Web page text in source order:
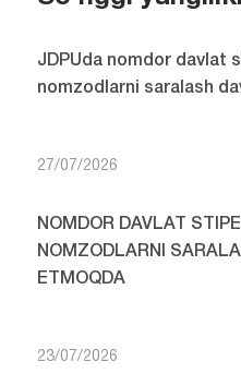
JDPUda nomdor davlat
nomzodlarni saralash
27/07/2026
NOMDOR DAVLAT
NOMZODLARNI
ETMOQDA
23/07/2026